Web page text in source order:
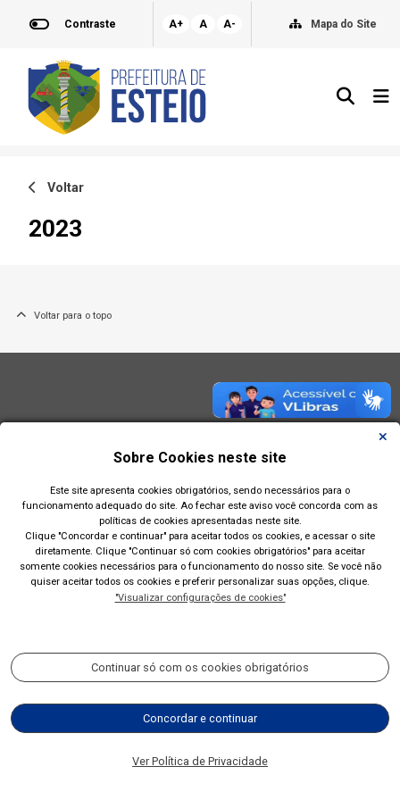
Contraste A+ A A- Mapa do Site
Voltar
2023
Voltar para o topo
Sobre Cookies neste site
Este site apresenta cookies obrigatórios, sendo necessários para o
funcionamento adequado do site. Ao fechar este aviso você concorda com as
políticas de cookies apresentadas neste site.
Clique "Concordar e continuar" para aceitar todos os cookies, e acessar o site
diretamente. Clique "Continuar só com cookies obrigatórios" para aceitar
somente cookies necessários para o funcionamento do nosso site. Se você não
quiser aceitar todos os cookies e preferir personalizar suas opções, clique.
"Visualizar configurações de cookies"
Continuar só com os cookies obrigatórios
Concordar e continuar
Ver Política de Privacidade
Prefeitura Municipal de Esteio(RS)
Acompanhe nossas redes sociais: